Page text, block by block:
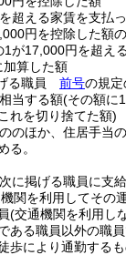
超える家賃を支払
円を控除した額
1が17,000円を超え
算した額
る職員 前号の規定
当する額(その額に
れを切り捨てた額)
のほか、住居手当
る。
に掲げる職員に支給
関を利用してその
(交通機関を利用し
ある職員以外の職
歩により通勤する